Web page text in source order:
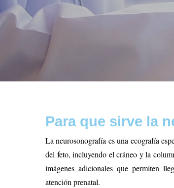
Para que sirve la
La neurosonografía es una ecografía
del feto, incluyendo el cráneo y la
imágenes adicionales que permiten
atención prenatal.